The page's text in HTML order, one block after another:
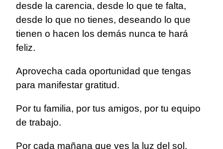
desde la carencia, desde lo que te falta,
desde lo que no tienes, deseando lo que
tienen o hacen los demás nunca te hará
feliz.
Aprovecha cada oportunidad que tengas
para manifestar gratitud.
Por tu familia, por tus amigos, por tu equipo
de trabajo.
Por cada mañana que ves la luz del sol.